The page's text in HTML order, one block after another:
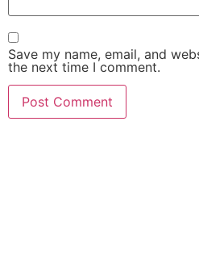
Save my name, email, and
the next time I comment.